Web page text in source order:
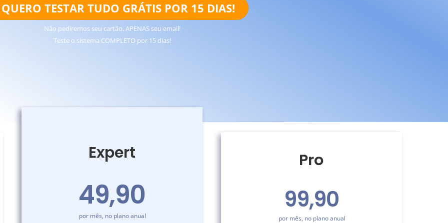
QUERO TESTAR TUDO GRÁTIS POR 15 DIAS!
Não pediremos seu cartão, APENAS seu email!
Teste o sistema COMPLETO por 15 dias!
Expert
49,90
por mês, no plano anual
Pro
99,90
por mês, no plano anual